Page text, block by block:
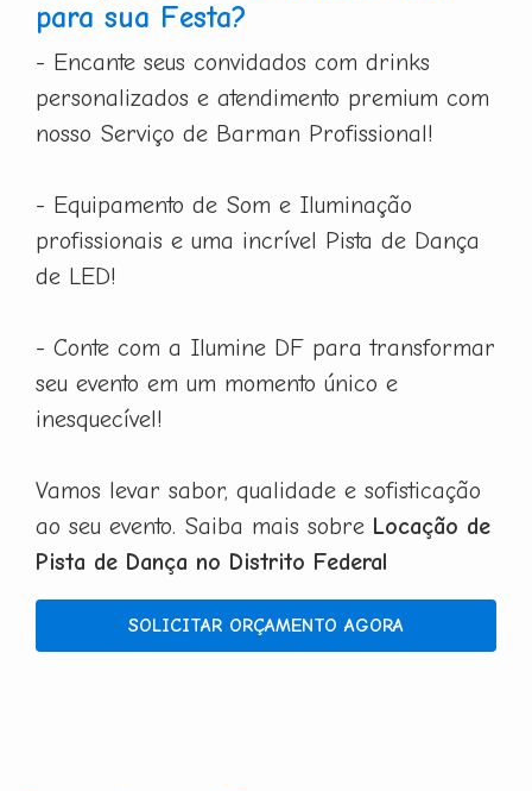
para sua Festa?
- Encante seus convidados com drinks
personalizados e atendimento premium com
nosso Serviço de Barman Profissional!
- Equipamento de Som e Iluminação
profissionais e uma incrível Pista de Dança
de LED!
- Conte com a Ilumine DF para transformar
seu evento em um momento único e
inesquecível!
Vamos levar sabor, qualidade e sofisticação
ao seu evento. Saiba mais sobre Locação de
Pista de Dança no Distrito Federal
SOLICITAR ORÇAMENTO AGORA